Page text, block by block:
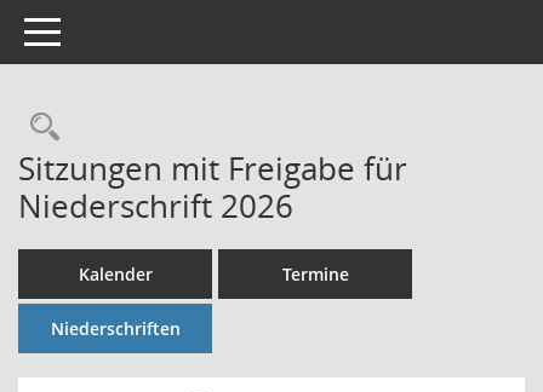
Toggle navigation
Rechercheauswahl
Sitzungen mit Freigabe für
Niederschrift 2026
Kalender Termine
Niederschriften